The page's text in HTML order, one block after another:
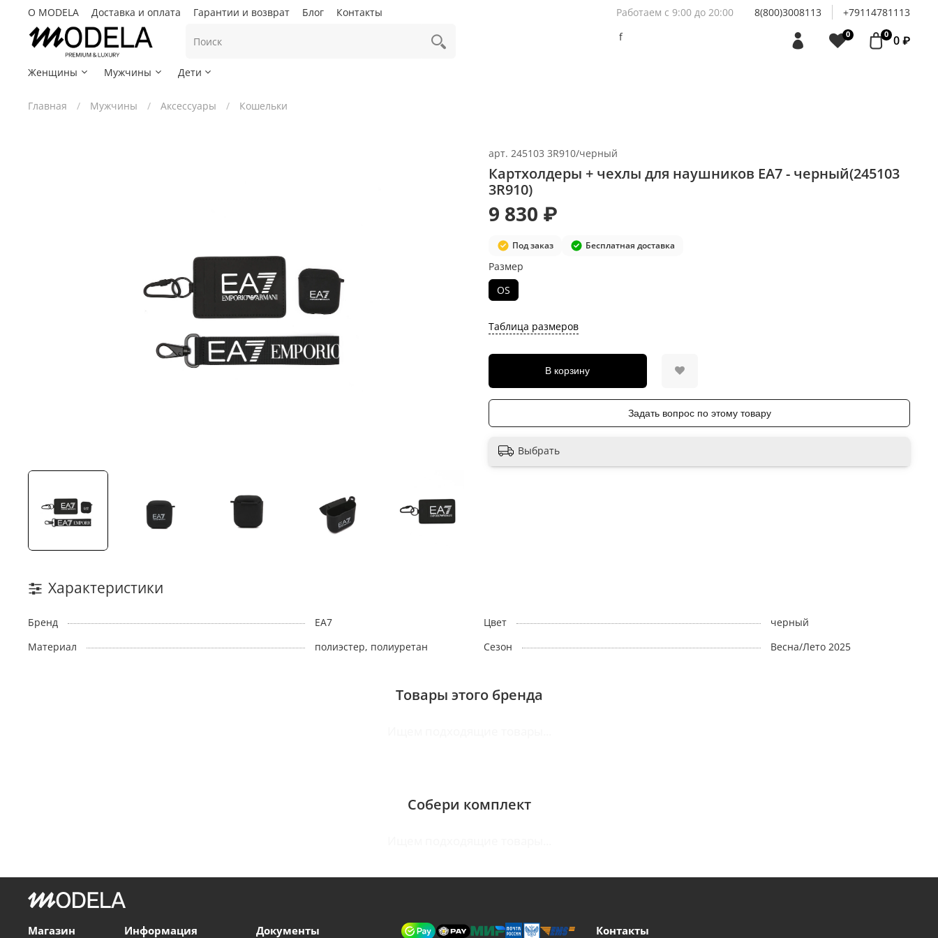
О MODELA Доставка и оплата Гарантии и возврат Блог Контакты Работаем с 9:00 до 20:00 8(800)3008113
+79114781113
f
0 0 0 ₽
Женщины Мужчины Дети
Главная Мужчины Аксессуары Кошельки
арт. 245103 3R910/черный
Картхолдеры + чехлы для наушников EA7 - черный(245103
3R910)
Под заказ Бесплатная доставка
9 830 ₽
Таблица размеров
В корзину
Размер
OS
Задать вопрос по этому товару
Выбрать
Характеристики
Бренд EA7 Цвет
черный
Материал
полиэстер, полиуретан Сезон Весна/Лето 2025
Товары этого бренда
Собери комплект
Магазин Информация Документы Контакты